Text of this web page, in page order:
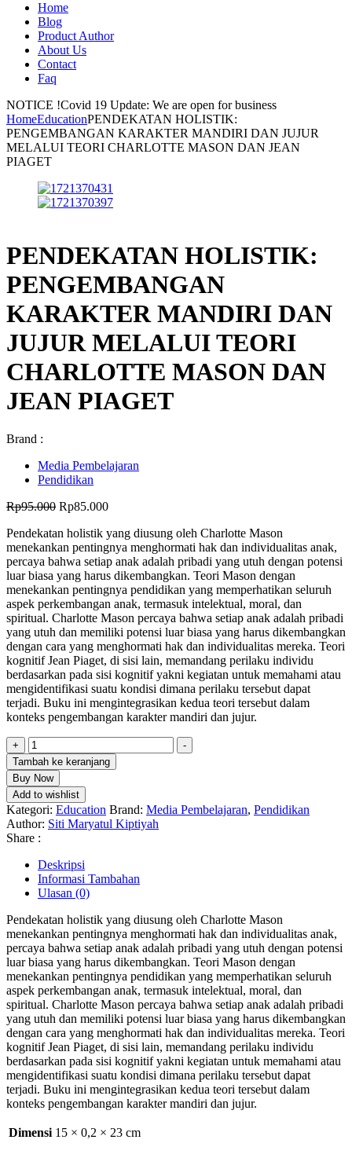
Home
Blog
Product Author
About Us
Contact
Faq
NOTICE !Covid 19 Update: We are open for business
HomeEducationPENDEKATAN HOLISTIK:
PENGEMBANGAN KARAKTER MANDIRI DAN JUJUR
MELALUI TEORI CHARLOTTE MASON DAN JEAN
PIAGET
PENDEKATAN HOLISTIK:
PENGEMBANGAN
KARAKTER MANDIRI DAN
JUJUR MELALUI TEORI
CHARLOTTE MASON DAN
JEAN PIAGET
Brand :
Media Pembelajaran
Pendidikan
Rp95.000 Harga
adalah:
Rp95.000.
Rp85.000Harga
ini
adalah:
Rp85.000.
Pendekatan holistik yang diusung oleh Charlotte Mason
menekankan pentingnya menghormati hak dan individualitas anak,
percaya bahwa setiap anak adalah pribadi yang utuh dengan potensi
luar biasa yang harus dikembangkan. Teori Mason dengan
menekankan pentingnya pendidikan yang memperhatikan seluruh
aspek perkembangan anak, termasuk intelektual, moral, dan
spiritual. Charlotte Mason percaya bahwa setiap anak adalah pribadi
yang utuh dan memiliki potensi luar biasa yang harus dikembangkan
dengan cara yang menghormati hak dan individualitas mereka. Teori
kognitif Jean Piaget, di sisi lain, memandang perilaku individu
berdasarkan pada sisi kognitif yakni kegiatan untuk memahami atau
mengidentifikasi suatu kondisi dimana perilaku tersebut dapat
terjadi. Buku ini mengintegrasikan kedua teori tersebut dalam
konteks pengembangan karakter mandiri dan jujur.
+
Kuantitas
PENDEKATAN
HOLISTIK:
PENGEMBANGAN
KARAKTER
MANDIRI
DAN
JUJUR
TEORI
CHARLOTTE
MASON
DAN
JEAN
PIAGET
-
Tambah ke keranjang
Buy Now
Add to wishlist
Kategori: Education Brand: Media Pembelajaran, Pendidikan
Author: Siti Maryatul Kiptiyah
Share :
Deskripsi
Informasi Tambahan
Ulasan (0)
Pendekatan holistik yang diusung oleh Charlotte Mason
menekankan pentingnya menghormati hak dan individualitas anak,
percaya bahwa setiap anak adalah pribadi yang utuh dengan potensi
luar biasa yang harus dikembangkan. Teori Mason dengan
menekankan pentingnya pendidikan yang memperhatikan seluruh
aspek perkembangan anak, termasuk intelektual, moral, dan
spiritual. Charlotte Mason percaya bahwa setiap anak adalah pribadi
yang utuh dan memiliki potensi luar biasa yang harus dikembangkan
dengan cara yang menghormati hak dan individualitas mereka. Teori
kognitif Jean Piaget, di sisi lain, memandang perilaku individu
berdasarkan pada sisi kognitif yakni kegiatan untuk memahami atau
mengidentifikasi suatu kondisi dimana perilaku tersebut dapat
terjadi. Buku ini mengintegrasikan kedua teori tersebut dalam
konteks pengembangan karakter mandiri dan jujur.
Dimensi 15 × 0,2 × 23 cm